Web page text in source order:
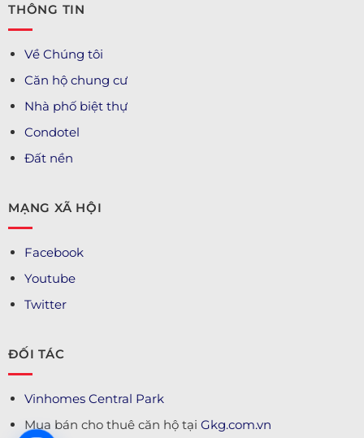
THÔNG TIN
Về Chúng tôi
Căn hộ chung cư
Nhà phố biệt thự
Condotel
Đất nền
MẠNG XÃ HỘI
Facebook
Youtube
Twitter
ĐỐI TÁC
Vinhomes Central Park
Mua bán cho thuê căn hộ tại Gkg.com.vn